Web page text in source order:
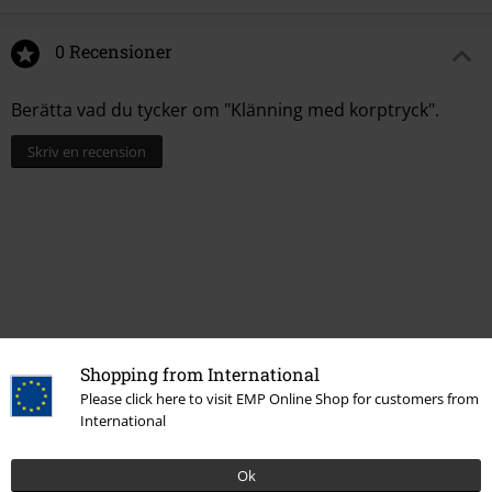
Shopping from International
Please click here to visit EMP Online Shop for customers from
International
Ok
0 Recensioner
Berätta vad du tycker om "Klänning med korptryck".
Skriv en recension
Senast besökt